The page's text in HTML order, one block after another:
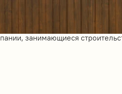
занимающиеся